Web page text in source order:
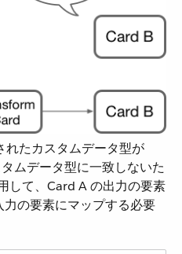
たカスタムデータ型が
ムデータ型に一致しないた
して、Card A の出力の要素
の要素にマップする必要